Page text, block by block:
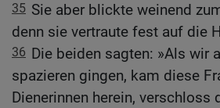
35 Sie aber blickte weinend
denn sie vertraute fest auf die
36 Die beiden sagten: »Als wir
spazieren gingen, kam diese
Dienerinnen herein, verschloss